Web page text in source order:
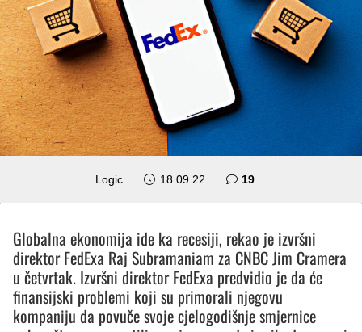
Logic 18.09.22 19komentara
Globalna ekonomija ide ka recesiji, rekao je izvršni
direktor FedExa Raj Subramaniam za CNBC Jim Cramera
u četvrtak. Izvršni direktor FedExa predvidio je da će
finansijski problemi koji su primorali njegovu
kompaniju da povuče svoje cjelogodišnje smjernice